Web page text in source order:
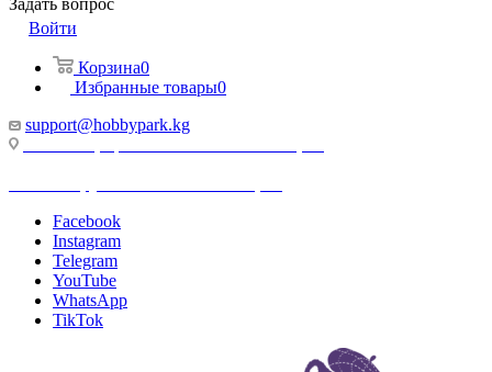
Задать вопрос
Войти
Корзина0
Избранные товары0
support@hobbypark.kg
Facebook
Instagram
Telegram
YouTube
WhatsApp
TikTok